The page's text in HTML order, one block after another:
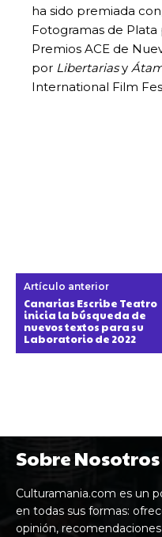
ha sido premiada
Fotogramas de Plata
Premios ACE de
por Libertariasy
International Film
Artículo anterior
Canarias Escribe Teatro
inicia la búsqueda de
nuevos textos para su
Laboratorio de 2022
Sobre Nosotros
Culturamania.com es un
en todas sus formas:
opinión,